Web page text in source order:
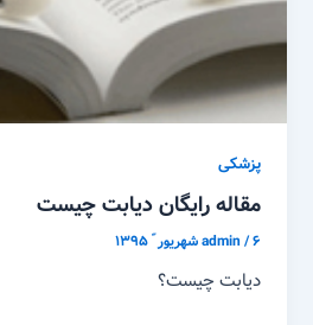
پزشکی
مقاله رایگان دیابت چیست
admin/۶ شهریور ّ ۱۳۹۵
دیابت چیست؟